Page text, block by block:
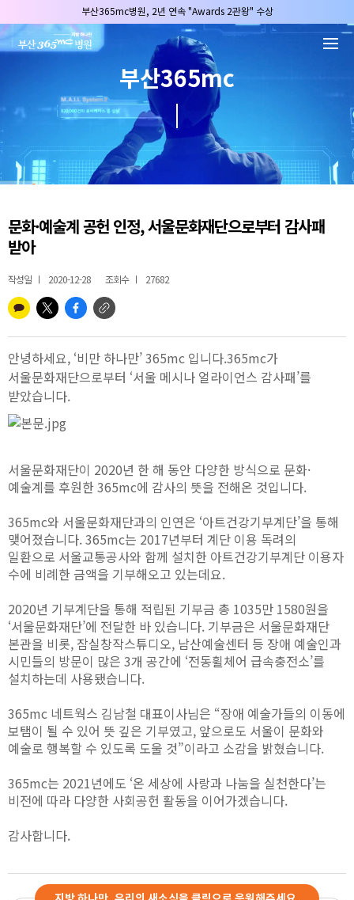
부산365mc병원, 2년 연속 "Awards 2관왕" 수상
2025 "부산365mc 보건복지부 장관상" 수상!
부산365mc병원, 8/15(토) 광복절 정상진료
부산365mc병원, 2년 연속 "Awards 2관왕" 수상
2025 "부산365mc 보건복지부 장관상" 수상!
부산365mc
문화·예술계 공헌 인정, 서울문화재단으로부터 감사패
받아
작성일 2020-12-28 조회수 27682
안녕하세요, ‘비만 하나만’ 365mc 입니다.365mc가
서울문화재단으로부터 ‘서울 메시나 얼라이언스 감사패’를
받았습니다.
서울문화재단이 2020년 한 해 동안 다양한 방식으로 문화·
예술계를 후원한 365mc에 감사의 뜻을 전해온 것입니다.
365mc와 서울문화재단과의 인연은 ‘아트건강기부계단’을 통해
맺어졌습니다. 365mc는 2017년부터 계단 이용 독려의
일환으로 서울교통공사와 함께 설치한 아트건강기부계단 이용자
수에 비례한 금액을 기부해오고 있는데요.
2020년 기부계단을 통해 적립된 기부금 총 1035만 1580원을
‘서울문화재단’에 전달한 바 있습니다. 기부금은 서울문화재단
본관을 비롯, 잠실창작스튜디오, 남산예술센터 등 장애 예술인과
시민들의 방문이 많은 3개 공간에 ‘전동휠체어 급속충전소’를
설치하는데 사용됐습니다.
365mc 네트웍스 김남철 대표이사님은 “장애 예술가들의 이동에
보탬이 될 수 있어 뜻 깊은 기부였고, 앞으로도 서울이 문화와
예술로 행복할 수 있도록 도울 것”이라고 소감을 밝혔습니다.
365mc는 2021년에도 ‘온 세상에 사랑과 나눔을 실천한다’는
비전에 따라 다양한 사회공헌 활동을 이어가겠습니다.
감사합니다.